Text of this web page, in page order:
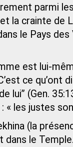
parmi
la crainte de
le Pays
est lui-
ce qu’ont
lui” (Gen.
« les justes
(la
dans le